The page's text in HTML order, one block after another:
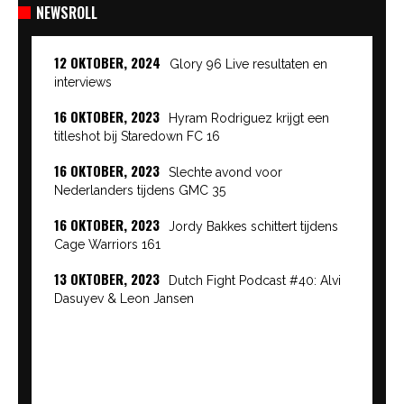
NEWSROLL
12 OKTOBER, 2024
Glory 96 Live resultaten en
interviews
16 OKTOBER, 2023
Hyram Rodriguez krijgt een
titleshot bij Staredown FC 16
16 OKTOBER, 2023
Slechte avond voor
Nederlanders tijdens GMC 35
16 OKTOBER, 2023
Jordy Bakkes schittert tijdens
Cage Warriors 161
13 OKTOBER, 2023
Dutch Fight Podcast #40: Alvi
Dasuyev & Leon Jansen